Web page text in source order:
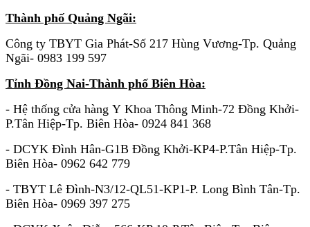
Thành phố Quảng Ngãi:
Công ty TBYT Gia Phát-Số 217 Hùng Vương-Tp. Quảng
Ngãi- 0983 199 597
Tỉnh Đồng Nai-Thành phố Biên Hòa:
- Hệ thống cửa hàng Y Khoa Thông Minh-72 Đồng Khởi-
P.Tân Hiệp-Tp. Biên Hòa- 0924 841 368
- DCYK Đình Hân-G1B Đồng Khởi-KP4-P.Tân Hiệp-Tp.
Biên Hòa- 0962 642 779
- TBYT Lê Đình-N3/12-QL51-KP1-P. Long Bình Tân-Tp.
Biên Hòa- 0969 397 275